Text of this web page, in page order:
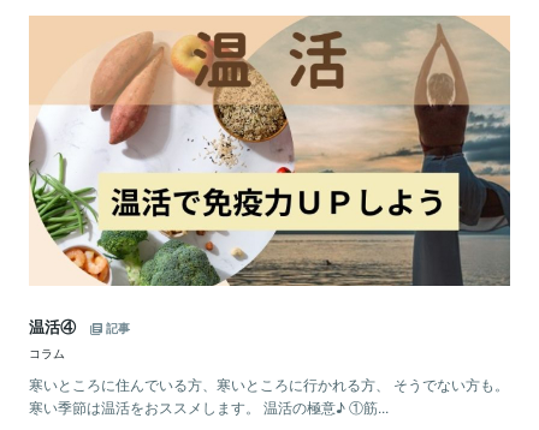
温活④
記事
コラム
寒いところに住んでいる方、寒いところに行かれる方、 そうでない方も。
寒い季節は温活をおススメします。 温活の極意♪ ①筋...